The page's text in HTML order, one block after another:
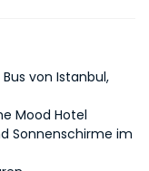
von Istanbul,
Mood Hotel
Sonnenschirme im